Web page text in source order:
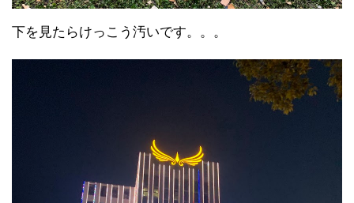
下を見たらけっこう汚いです。。。